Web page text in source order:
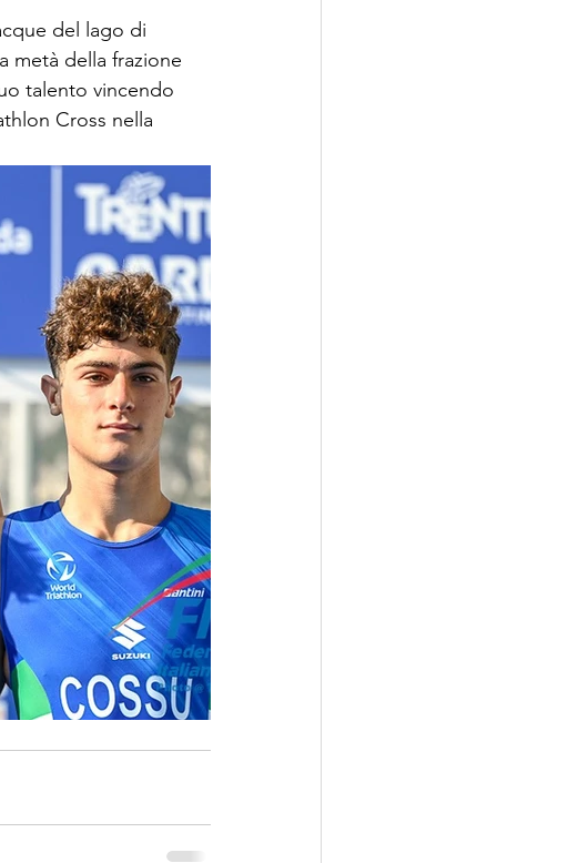
del lago di
metà della frazione
talento vincendo
Cross nella